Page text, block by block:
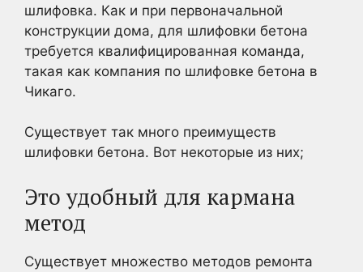
шлифовка. Как и при первоначальной
конструкции дома, для шлифовки бетона
требуется квалифицированная команда,
такая как компания по шлифовке бетона в
Чикаго.
Существует так много преимуществ
шлифовки бетона. Вот некоторые из них;
Это удобный для кармана
метод
Существует множество методов ремонта